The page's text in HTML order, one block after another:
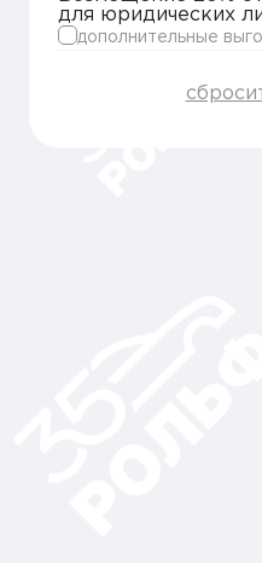
для юридических
дополнительные